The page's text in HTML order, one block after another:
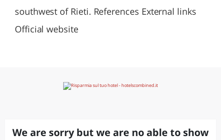
southwest of Rieti. References External links
Official website
We are sorry but we are no able to show